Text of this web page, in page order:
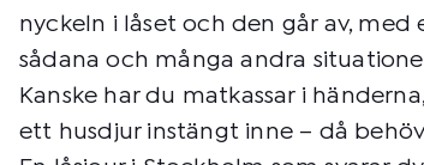
nyckeln i låset och den går av, med
sådana och många andra
Kanske har du matkassar i
ett husdjur instängt inne – då